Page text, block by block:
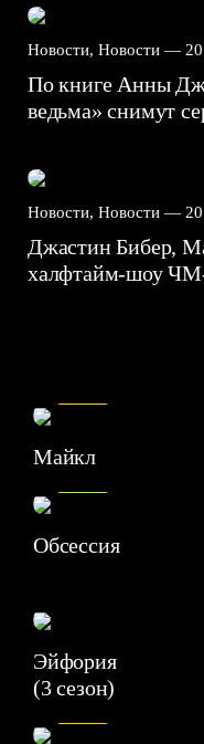
Новости, Новости —
По книге Анны
ведьма» снимут
Новости, Новости —
Джастин Бибер,
халфтайм-шоу
Майкл
Обсессия
Эйфория
(3 сезон)